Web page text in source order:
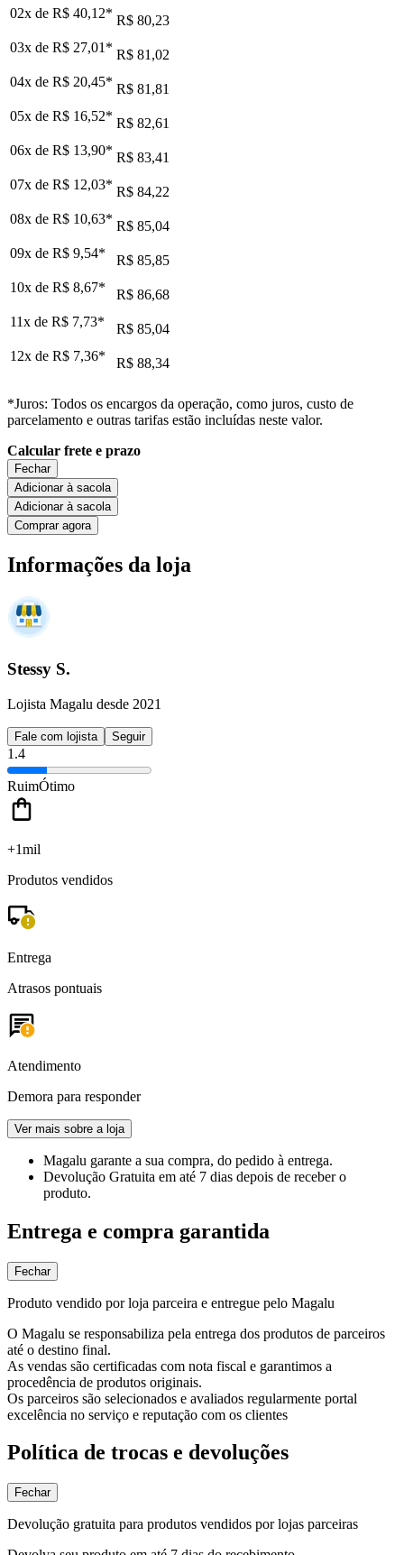
02x de R$ 40,12* R$ 80,23
03x de R$ 27,01* R$ 81,02
04x de R$ 20,45* R$ 81,81
05x de R$ 16,52* R$ 82,61
06x de R$ 13,90* R$ 83,41
07x de R$ 12,03* R$ 84,22
08x de R$ 10,63* R$ 85,04
09x de R$ 9,54*
R$ 85,85
10x de R$ 8,67*
R$ 86,68
11x de R$ 7,73*
R$ 85,04
12x de R$ 7,36* R$ 88,34
*Juros: Todos os encargos da operação, como juros, custo de
parcelamento e outras tarifas estão incluídas neste valor.
Calcular frete e prazo
Fechar
Adicionar à sacola
Adicionar à sacola
Comprar agora
Informações da loja
Stessy S.
Lojista Magalu desde 2021
Fale com lojista Seguir
1.4
RuimÓtimo
+1mil
Produtos vendidos
Entrega
Atrasos pontuais
Atendimento
Demora para responder
Ver mais sobre a loja
Magalu garante a sua compra, do pedido à entrega.
Devolução Gratuita em até 7 dias depois de receber o
produto.
Entrega e compra garantida
Fechar
Produto vendido por loja parceira e entregue pelo Magalu
O Magalu se responsabiliza pela entrega dos produtos de parceiros
até o destino final.
As vendas são certificadas com nota fiscal e garantimos a
procedência de produtos originais.
Os parceiros são selecionados e avaliados regularmente portal
excelência no serviço e reputação com os clientes
Política de trocas e devoluções
Fechar
Devolução gratuita para produtos vendidos por lojas parceiras